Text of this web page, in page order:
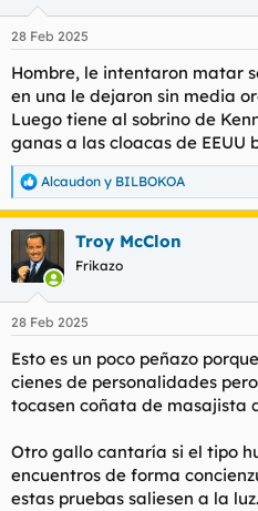
e
:
28 Feb 2025
Hombre, le intentaron matar
en una le dejaron sin media
Luego tiene al sobrino de
ganas a las cloacas de EEUU
R
e
a
c
i
e
:
Alcaudon y BILBOKOA
Troy McClon
Frikazo
28 Feb 2025
Esto es un poco peñazo
cienes de personalidades
tocasen coñata de masajista
Otro gallo cantaría si el tipo
encuentros de forma
estas pruebas saliesen a la luz.